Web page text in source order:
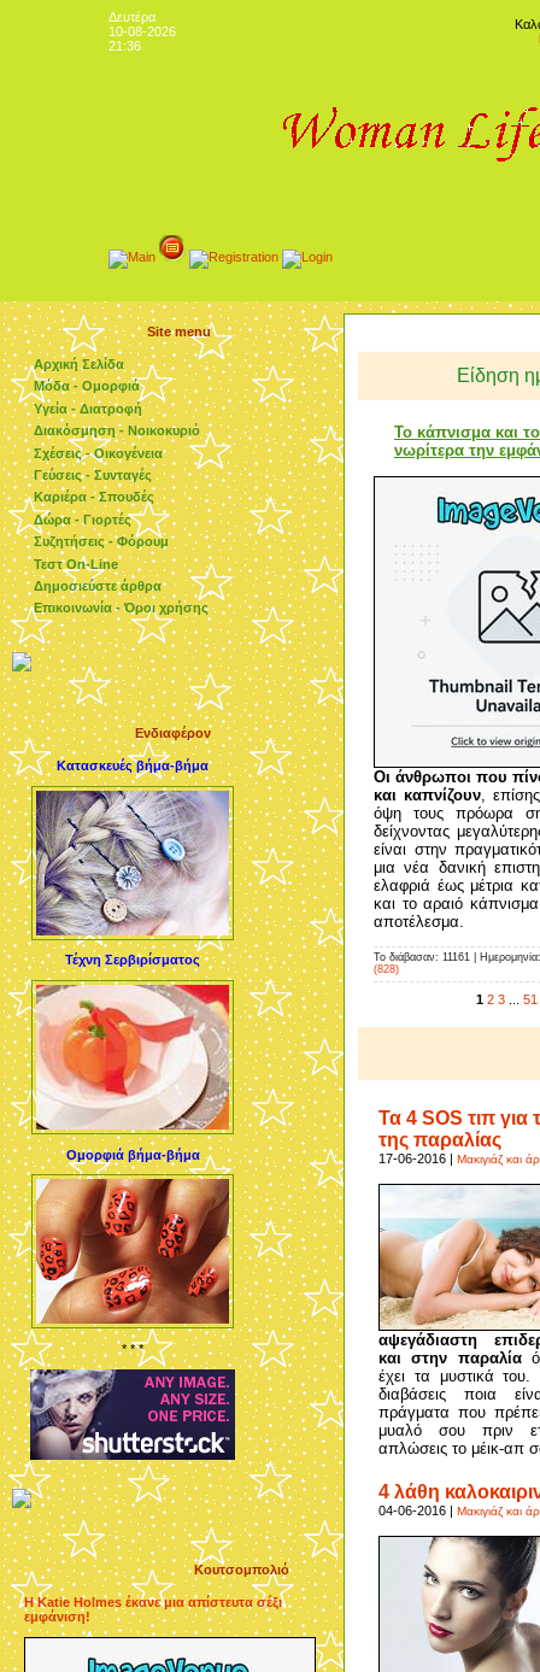
Δευτέρα
10-08-2026
21:36
Site menu
Αρχική Σελίδα
Μόδα - Ομορφιά
Υγεία - Διατροφή
Διακόσμηση - Νοικοκυριό
Σχέσεις - Οικογένεια
Γεύσεις - Συνταγές
Καριέρα - Σπουδές
Δώρα - Γιορτές
Συζητήσεις - Φόρουμ
Τεστ On-Line
Δημοσιεύστε άρθρα
Επικοινωνία - Όροι χρήσης
Ενδιαφέρον
Κατασκευές βήμα-βήμα
Τέχνη Σερβιρίσματος
Ομορφιά βήμα-βήμα
* * *
Κουτσομπολιό
Η Katie Holmes έκανε μια απίστευτα σέξι
εμφάνιση!
Είδηση
Το κάπνισμα και
νωρίτερα την
Οι άνθρωποι που
και καπνίζουν,
όψη τους πρόωρα
δείχνοντας
είναι στην
μια νέα δανική
ελαφριά έως μέτρια
και το αραιό
αποτέλεσμα.
Το διάβασαν: 11161 |
(828)
1 2 3 51
Τα 4 SOS τιπ για
της παραλίας
17-06-2016 | Μακιγιάζ και
αψεγάδιαστη
και στην παραλία
έχει τα μυστικά
διαβάσεις ποια
πράγματα που
μυαλό σου πριν
απλώσεις το μέικ-απ
4 λάθη
04-06-2016 | Μακιγιάζ και